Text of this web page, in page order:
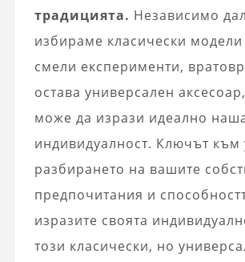
традицията. Независимо
избираме класически
смели експерименти,
остава универсален
може да изрази идеално
индивидуалност. Ключът към
разбирането на вашите
предпочитания и
изразите своята
този класически, но